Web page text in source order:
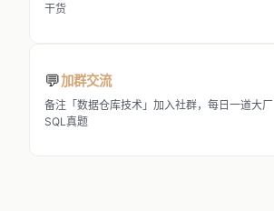
干货
💬加群交流
备注「数据仓库技术」加入社群，每日一道大厂
SQL真题